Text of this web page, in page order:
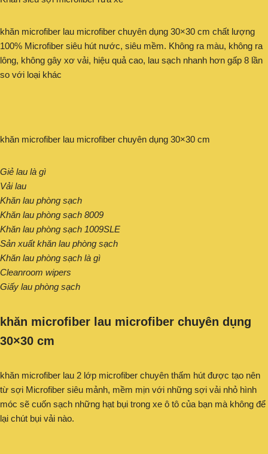
khăn microfiber lau microfiber chuyên dụng 30×30 cm chất lượng
100% Microfiber siêu hút nước, siêu mềm. Không ra màu, không ra
lông, không gây xơ vải, hiệu quả cao, lau sạch nhanh hơn gấp 8 lần
so với loại khác
khăn microfiber lau microfiber chuyên dụng 30×30 cm
Giẻ lau là gì
Vải lau
Khăn lau phòng sạch
Khăn lau phòng sạch 8009
Khăn lau phòng sạch 1009SLE
Sản xuất khăn lau phòng sạch
Khăn lau phòng sạch là gì
Cleanroom wipers
Giấy lau phòng sạch
khăn microfiber lau microfiber chuyên dụng
30×30 cm
khăn microfiber lau 2 lớp microfiber chuyên thấm hút được tạo nên
từ sợi Microfiber siêu mảnh, mềm mịn với những sợi vải nhỏ hình
móc sẽ cuốn sạch những hạt bụi trong xe ô tô của bạn mà không để
lại chút bụi vải nào.